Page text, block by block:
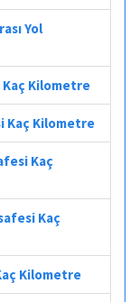
Yol
Kaç Kilometre
Kaç Kilometre
Kaç
Kaç
Kilometre